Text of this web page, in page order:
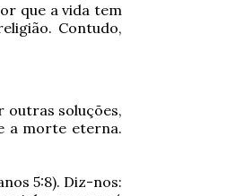
que a vida tem
Contudo,
outras soluções,
a morte eterna.
5:8). Diz-nos: